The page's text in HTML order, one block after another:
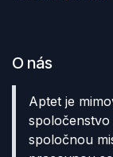
O nás
Aptet je
spoločnou